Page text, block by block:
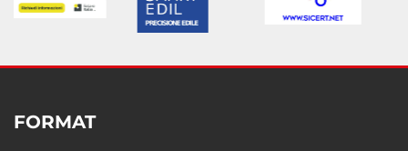
FORMAT